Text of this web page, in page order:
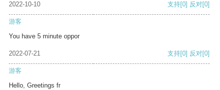
2022-10-10 支持[0] 反对[0]
游客
You have 5 minute oppor
2022-07-21 支持[0] 反对[0]
游客
Hello, Greetings fr